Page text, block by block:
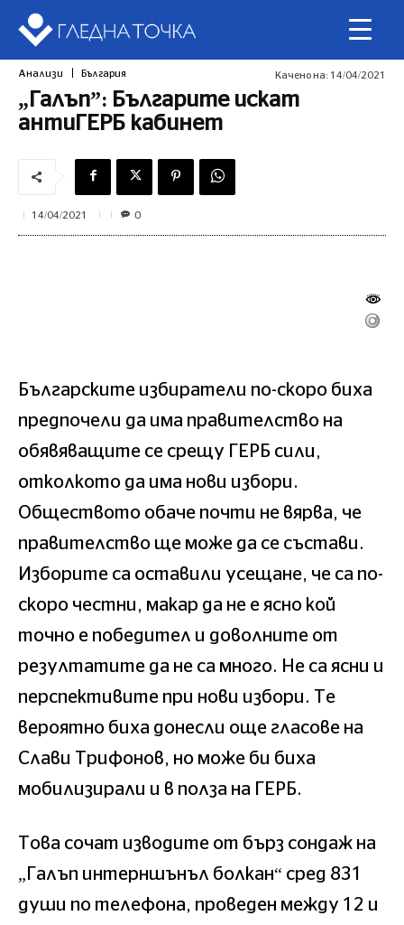
Анализи България Качено на: 14/04/2021
„Галъп”: Българите искат
антиГЕРБ кабинет
14/04/2021 0
Българските избиратели по-скоро биха
предпочели да има правителство на
обявяващите се срещу ГЕРБ сили,
отколкото да има нови избори.
Обществото обаче почти не вярва, че
правителство ще може да се състави.
Изборите са оставили усещане, че са по-
скоро честни, макар да не е ясно кой
точно е победител и доволните от
резултатите да не са много. Не са ясни и
перспективите при нови избори. Те
вероятно биха донесли още гласове на
Слави Трифонов, но може би биха
мобилизирали и в полза на ГЕРБ.
Това сочат изводите от бърз сондаж на
„Галъп интерншънъл болкан“ сред 831
души по телефона, проведен между 12 и